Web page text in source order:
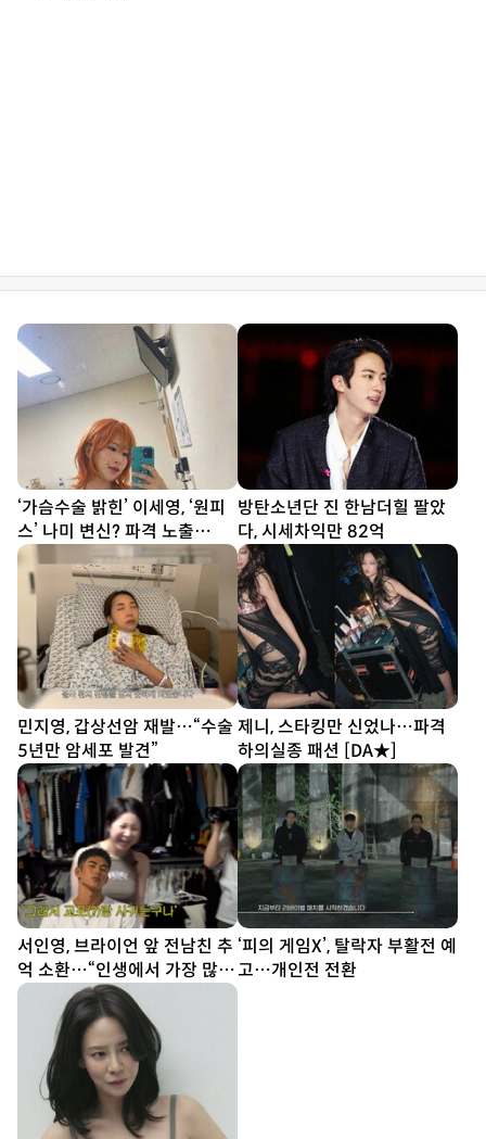
‘가슴수술 밝힌’ 이세영, ‘원피
스’ 나미 변신? 파격 노출
[DA★]
방탄소년단 진 한남더힐 팔았
다, 시세차익만 82억
민지영, 갑상선암 재발…“수술
5년만 암세포 발견”
제니, 스타킹만 신었나…파격
하의실종 패션 [DA★]
서인영, 브라이언 앞 전남친 추
억 소환…“인생에서 가장 많이
싸웠다”
‘피의 게임X’, 탈락자 부활전 예
고…개인전 전환